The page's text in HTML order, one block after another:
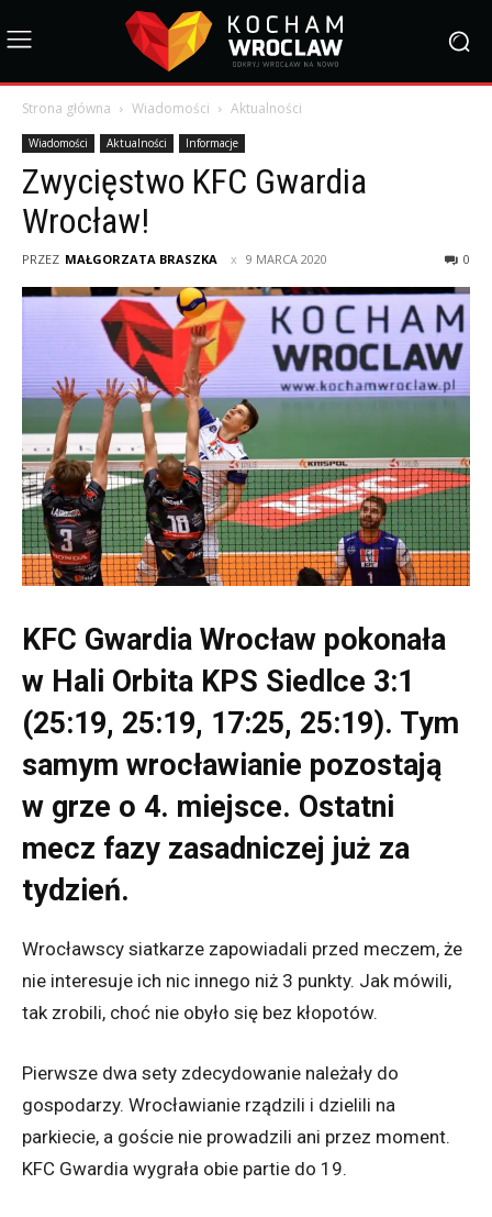
Strona główna Wiadomości Aktualności
Wiadomości Aktualności Informacje
Zwycięstwo KFC Gwardia
Wrocław!
PRZEZ MAŁGORZATA BRASZKA 9 MARCA 2020 0
KFC Gwardia Wrocław pokonała
w Hali Orbita KPS Siedlce 3:1
(25:19, 25:19, 17:25, 25:19). Tym
samym wrocławianie pozostają
w grze o 4. miejsce. Ostatni
mecz fazy zasadniczej już za
tydzień.
Wrocławscy siatkarze zapowiadali przed meczem, że
nie interesuje ich nic innego niż 3 punkty. Jak mówili,
tak zrobili, choć nie obyło się bez kłopotów.
Pierwsze dwa sety zdecydowanie należały do
gospodarzy. Wrocławianie rządzili i dzielili na
parkiecie, a goście nie prowadzili ani przez moment.
KFC Gwardia wygrała obie partie do 19.